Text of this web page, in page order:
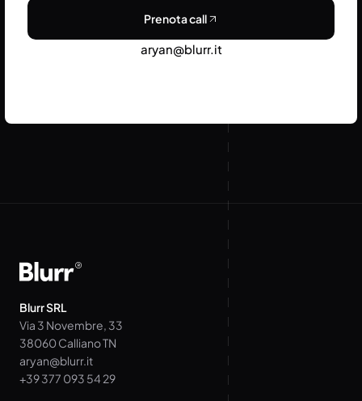
Prenota call
aryan@blurr.it
Blurr SRL
Via 3 Novembre, 33
38060 Calliano TN
aryan@blurr.it
+39 377 093 54 29